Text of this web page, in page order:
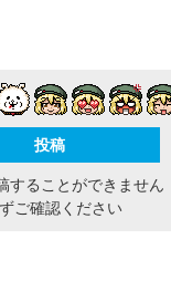
することができません
ご確認ください